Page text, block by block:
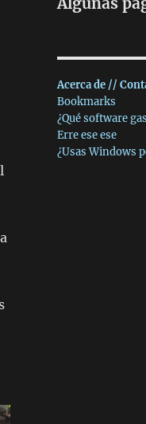
Acerca de //
Bookmarks
¿Qué software
Erre ese ese
¿Usas Windows